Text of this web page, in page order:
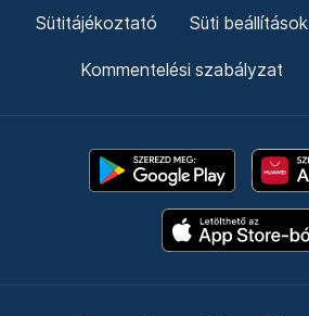
Sütitájékoztató Süti beállítások
Kommentelési szabályzat